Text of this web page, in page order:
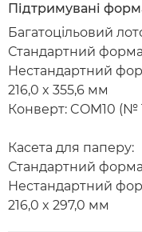
Підтримувані
Багатоцільовий
Стандартний
Нестандартний
216,0 x 355,6 мм
Конверт: COM10 (№
Касета для паперу:
Стандартний
Нестандартний
216,0 x 297,0 мм